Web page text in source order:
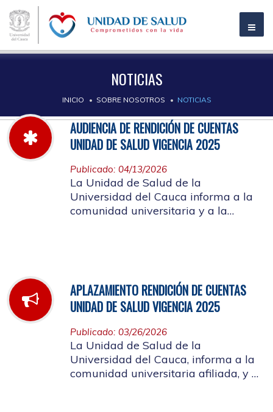
NOTICIAS
INICIO SOBRE NOSOTROS NOTICIAS
AUDIENCIA DE RENDICIÓN DE CUENTAS
UNIDAD DE SALUD VIGENCIA 2025
Publicado: 04/13/2026
La Unidad de Salud de la
Universidad del Cauca informa a la
comunidad universitaria y a la
APLAZAMIENTO RENDICIÓN DE CUENTAS
UNIDAD DE SALUD VIGENCIA 2025
Publicado: 03/26/2026
La Unidad de Salud de la
Universidad del Cauca, informa a la
comunidad universitaria afiliada, y a